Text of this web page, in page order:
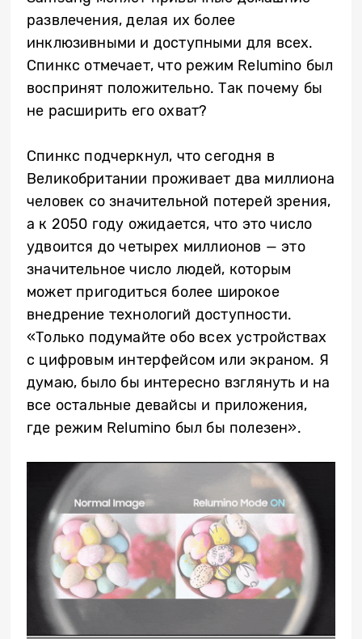
развлечения, делая их более
инклюзивными и доступными для всех.
Спинкс отмечает, что режим Relumino был
воспринят положительно. Так почему бы
не расширить его охват?
Спинкс подчеркнул, что сегодня в
Великобритании проживает два миллиона
человек со значительной потерей зрения,
а к 2050 году ожидается, что это число
удвоится до четырех миллионов — это
значительное число людей, которым
может пригодиться более широкое
внедрение технологий доступности.
«Только подумайте обо всех устройствах
с цифровым интерфейсом или экраном. Я
думаю, было бы интересно взглянуть и на
все остальные девайсы и приложения,
где режим Relumino был бы полезен».